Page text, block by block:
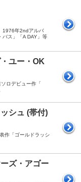
1976年2ndアルバ
バス」「A DAY」等
ユー・OK
ロデビュー作「
シュ (帯付)
作「ゴールドラッシ
ズ・アゴー